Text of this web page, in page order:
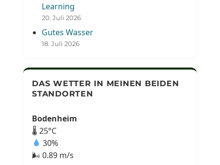
Learning
20. Juli 2026
Gutes Wasser
18. Juli 2026
DAS WETTER IN MEINEN BEIDEN
STANDORTEN
Bodenheim
🌡 25°C
30%
🌬 0.89 m/s